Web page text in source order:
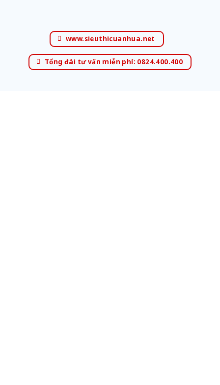
www.sieuthicuanhua.net
Tổng đài tư vấn miễn phí: 0824.400.400